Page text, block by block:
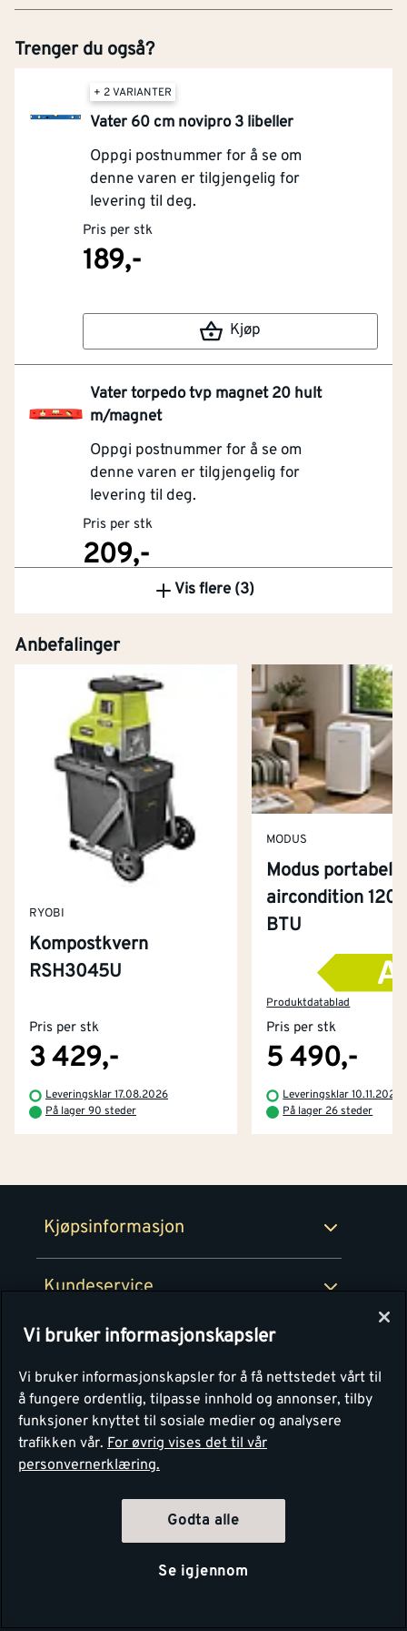
Trenger du også?
+ 2 VARIANTER
Vater 60 cm novipro 3 libeller
Oppgi postnummer for å se om
denne varen er tilgjengelig for
levering til deg.
Pris per stk
189,-
Kjøp
Vater torpedo tvp magnet 20 hult
m/magnet
Oppgi postnummer for å se om
denne varen er tilgjengelig for
levering til deg.
Pris per stk
209,-
Vis flere (3)
Anbefalinger
RYOBI
Kompostkvern
RSH3045U
Pris per stk
3 429,-
Leveringsklar 17.08.2026
På lager 90 steder
MODUS
Modus portabel
aircondition
BTU
Produktdatablad
Pris per stk
5 490,-
Leveringsklar 10.11.2026
På lager 26 steder
Kjøpsinformasjon
Kjøpsbetingelser
Retur- og angrerettsskjema
Kundeservice
Tjenester
Montér Klubb
Montér
Byggevarehus og åpningstider
Prismatch
Personvern
Vi bruker informasjonskapsler
Vi bruker informasjonskapsler for å få nettstedet vårt til
å fungere ordentlig, tilpasse innhold og annonser, tilby
funksjoner knyttet til sosiale medier og analysere
trafikken vår. For øvrig vises det til vår
personvernerklæring.
Godta alle
Se igjennom